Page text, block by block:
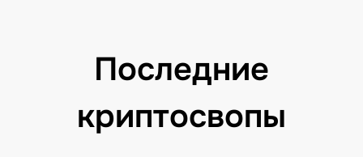
Последние
криптосвопы